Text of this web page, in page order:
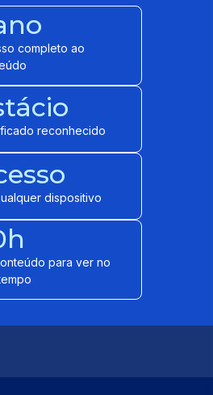
completo ao
reconhecido
dispositivo
para ver no